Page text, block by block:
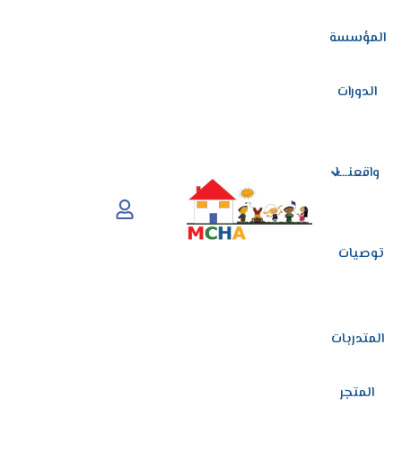
المؤسسة
الدورات
واقعنـــا
توصيات
المتدربات
المتجر
Remember me